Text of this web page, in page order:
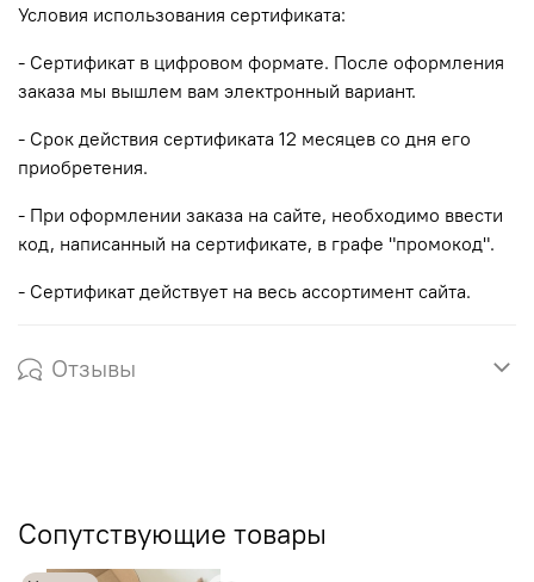
Условия использования сертификата:
- Сертификат в цифровом формате. После оформления
заказа мы вышлем вам электронный вариант.
- Срок действия сертификата 12 месяцев со дня его
приобретения.
- При оформлении заказа на сайте, необходимо ввести
код, написанный на сертификате, в графе "промокод".
- Сертификат действует на весь ассортимент сайта.
Отзывы
Сопутствующие товары